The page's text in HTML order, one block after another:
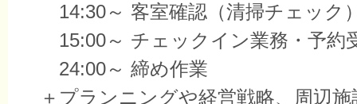
14:30～ 客室確認（清掃チェック
15:00～ チェックイン業務・予約
24:00～ 締め作業
＋プランニングや経営戦略、周辺